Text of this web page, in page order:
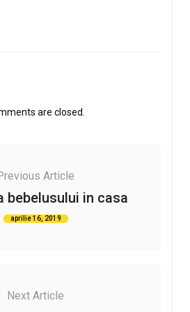
are closed.
Article
bebelusului in casa
aprilie 16, 2019
Next Article